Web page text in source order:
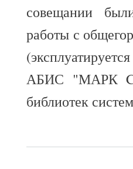
совещании
работы с
АБИС "МАРК
библиотек